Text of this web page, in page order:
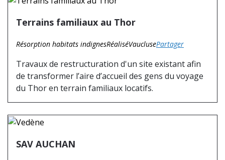
Terrains familiaux au Thor
Résorption habitats indignesRéaliséVauclusePartager
Travaux de restructuration d'un site existant afin
de transformer l’aire d’accueil des gens du voyage
du Thor en terrain familiaux locatifs.
SAV AUCHAN